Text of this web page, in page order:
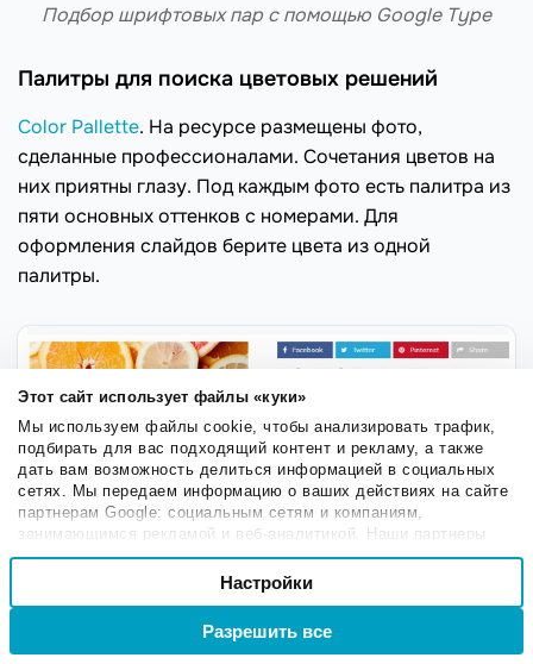
Этот сайт использует файлы «куки»
Мы используем файлы cookie, чтобы анализировать трафик,
подбирать для вас подходящий контент и рекламу, а также
дать вам возможность делиться информацией в социальных
сетях. Мы передаем информацию о ваших действиях на сайте
партнерам Google: социальным сетям и компаниям,
занимающимся рекламой и веб-аналитикой. Наши партнеры
могут комбинировать эти сведения с предоставленной вами
информацией, а также данными, которые они получили при
использовании вами их сервисов.
Выбор
Настроечные
Настройки
Разрешить все
Подбор шрифтовых пар с помощью Google Type
Палитры для поиска цветовых решений
Color Pallette. На ресурсе размещены фото,
сделанные профессионалами. Сочетания цветов на
них приятны глазу. Под каждым фото есть палитра из
пяти основных оттенков с номерами. Для
оформления слайдов берите цвета из одной
палитры.
Подбор палитры для оформления слайдов